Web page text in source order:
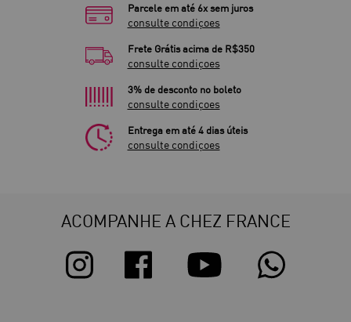
Parcele em até 6x sem juros
consulte condiçoes
Frete Grátis acima de R$350
consulte condiçoes
3% de desconto no boleto
consulte condiçoes
Entrega em até 4 dias úteis
consulte condiçoes
ACOMPANHE A CHEZ FRANCE